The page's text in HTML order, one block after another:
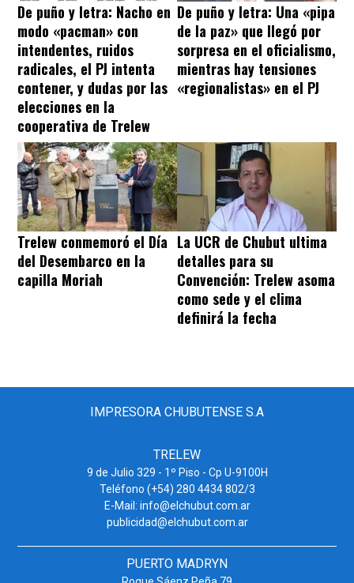
De puño y letra: Nacho en
modo «pacman» con
intendentes, ruidos
radicales, el PJ intenta
contener, y dudas por las
elecciones en la
cooperativa de Trelew
De puño y letra: Una «pipa
de la paz» que llegó por
sorpresa en el oficialismo,
mientras hay tensiones
«regionalistas» en el PJ
Trelew conmemoró el Día
del Desembarco en la
capilla Moriah
La UCR de Chubut ultima
detalles para su
Convención: Trelew asoma
como sede y el clima
definirá la fecha
IMPRESORA CHUBUTENSE S.A
TRELEW
9 de Julio 329 - 1º Piso - Cp U-9100H
Teléfono (+54) 280 4434 802/3
E-Mail: info@elchubut.com.ar
publicidad@elchubut.com.ar
PUERTO MADRYN